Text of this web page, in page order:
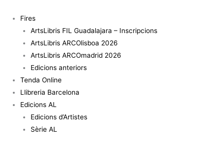
contingut
Fires
ArtsLibris FIL Guadalajara – Inscripcions
ArtsLibris ARCOlisboa 2026
ArtsLibris ARCOmadrid 2026
Edicions anteriors
Tenda Online
Llibreria Barcelona
Edicions AL
Edicions d’Artistes
Sèrie AL